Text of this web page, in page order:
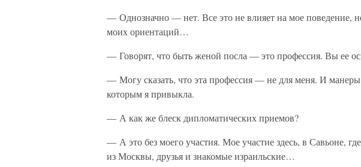
— Однозначно — нет. Все это не влияет на мое поведение,
моих ориентаций…
— Говорят, что быть женой посла — это профессия. Вы ее
— Могу сказать, что эта профессия — не для меня. И
которым я привыкла.
— А как же блеск дипломатических приемов?
— А это без моего участия. Мое участие здесь, в Савьоне,
из Москвы, друзья и знакомые израильские…